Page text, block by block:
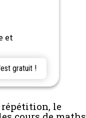
et
gratuit !
répétition, le